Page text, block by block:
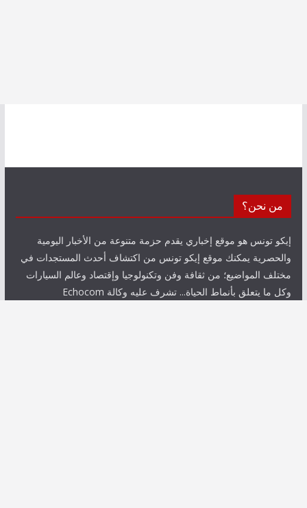
من نحن؟
إيكو تونس هو موقع إخباري يقدم حزمة متنوعة من الأخبار اليومية
والحصرية يمكنك موقع إيكو تونس من اكتشاف أحدث المستجدات في
مختلف المواضيع؛ من ثقافة وفن وتكنولوجيا وإقتصاد وعالم السيارات
وكل ما يتعلق بأنماط الحياة... تشرف عليه وكالة Echocom